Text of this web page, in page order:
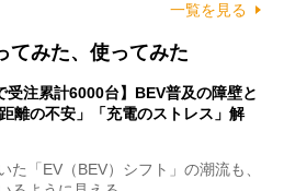
一覧を見る
てみた、使ってみた
受注累計6000台】BEV普及の障壁と
離の不安」「充電のストレス」解
「EV（BEV）シフト」の潮流も、